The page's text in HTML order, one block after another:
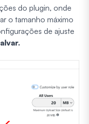
do plugin, onde
o tamanho máximo
de ajuste